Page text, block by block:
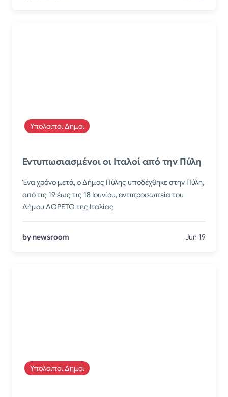
Υπολοιποι Δημοι
Εντυπωσιασμένοι οι Ιταλοί από την Πύλη
Ένα χρόνο μετά, ο Δήμος Πύλης υποδέχθηκε στην Πύλη,
από τις 19 έως τις 18 Ιουνίου, αντιπροσωπεία του
Δήμου ΛΟΡΕΤΟ της Ιταλίας
by newsroom Jun 19
Υπολοιποι Δημοι